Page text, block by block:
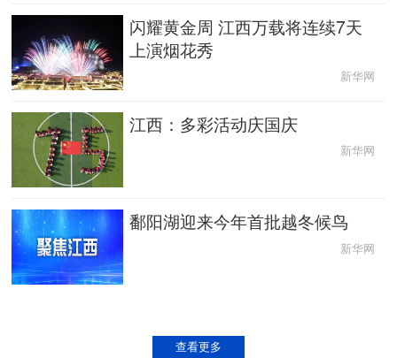
闪耀黄金周 江西万载将连续7天
上演烟花秀
新华网
江西：多彩活动庆国庆
新华网
鄱阳湖迎来今年首批越冬候鸟
新华网
查看更多